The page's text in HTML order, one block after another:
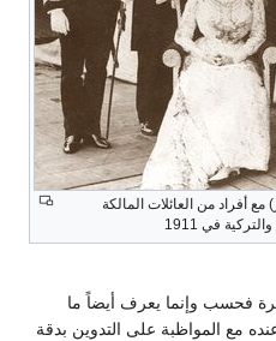
أفراد من العائلات المالكة
في 1911
فحسب وإنما يعرف أيضاً ما
مع المواظبة على التدوين بدقة